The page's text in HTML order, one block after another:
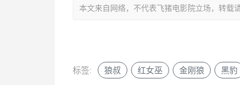
本文来自网络，不代表飞猪电影院立场，转载
标签: 狼叔 红女巫 金刚狼 黑豹